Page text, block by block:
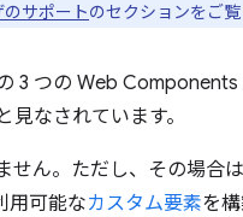
サポートのセクションをご覧
3 つの Web Components
と見なされています。
ん。ただし、その場合
用可能なカスタム要素を